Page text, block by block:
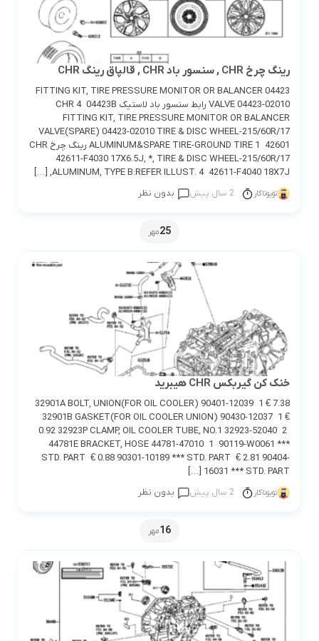
رینگ چرخ CHR , سنسور باد CHR , قالپاق رینگ CHR
04423 FITTING KIT, TIRE PRESSURE MONITOR OR BALANCER
VALVE 04423-02010 رابط سنسور باد لاستیک CHR 4 04423B
FITTING KIT, TIRE PRESSURE MONITOR OR BALANCER
VALVE(SPARE) 04423-02010 TIRE & DISC WHEEL-215/60R/17
ALUMINUM&SPARE TIRE-GROUND TIRE 1 42601 رینگ چرخ CHR
42611-F4030 17X6.5J, *, TIRE & DISC WHEEL-215/60R/17
ALUMINUM, TYPE B:REFER ILLUST. 4 42611-F4040 18X7J, […]
تویوتاکار 2 سال پیش بدون نظر
25مهر
خنک کن گیربکس CHR هیبرید
32901A BOLT, UNION(FOR OIL COOLER) 90401-12039 1 € 7.38
32901B GASKET(FOR OIL COOLER UNION) 90430-12037 1 €
0.92 32923P CLAMP, OIL COOLER TUBE, NO.1 32923-52040 2
44781E BRACKET, HOSE 44781-47010 1 90119-W0061 ***
STD. PART € 0.88 90301-10189 *** STD. PART € 2.81 90404-
16031 *** STD. PART […]
تویوتاکار 2 سال پیش بدون نظر
16مهر